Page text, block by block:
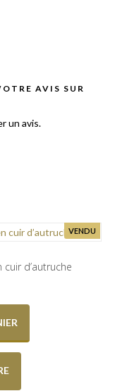
AVIS SUR
un avis.
VENDU
cuir d’autruche